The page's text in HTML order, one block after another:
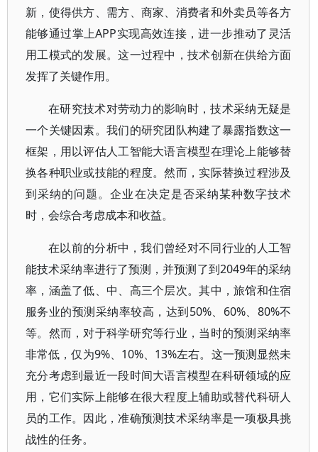
新，使得供方、需方、商家、消费者和外卖员等各方
能够通过掌上APP实现高效连接，进一步推动了灵活
用工模式的发展。这一过程中，技术创新在供给方面
发挥了关键作用。
在研究技术对劳动力的影响时，技术采纳无疑是
一个关键因素。我们的研究团队构建了暴露指数这一
框架，用以评估人工智能大语言模型在理论上能够替
换各种职业或技能的程度。然而，实际替换过程涉及
到采纳的问题。企业在决定是否采纳某种数字技术
时，会综合考虑成本和收益。
在以前的分析中，我们曾经对不同行业的人工智
能技术采纳率进行了预测，并预测了到2049年的采纳
率，涵盖了低、中、高三个层次。其中，旅馆和住宿
服务业的预测采纳率较高，达到50%、60%、80%不
等。然而，对于科学研究等行业，当时的预测采纳率
非常低，仅为9%、10%、13%左右。这一预测显然未
充分考虑到最近一段时间大语言模型在科研领域的应
用，它们实际上能够在很大程度上辅助或替代科研人
员的工作。因此，准确预测技术采纳率是一项极具挑
战性的任务。